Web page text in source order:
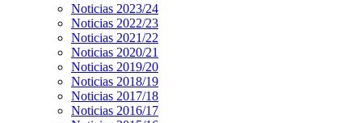
Noticias 2023/24
Noticias 2022/23
Noticias 2021/22
Noticias 2020/21
Noticias 2019/20
Noticias 2018/19
Noticias 2017/18
Noticias 2016/17